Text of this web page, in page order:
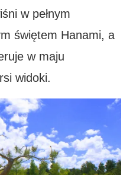
w pełnym
świętem Hanami, a
w maju
widoki.